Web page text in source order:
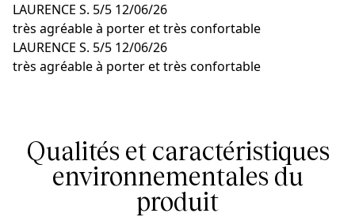
LAURENCE S. 5/5 12/06/26
très agréable à porter et très confortable
LAURENCE S. 5/5 12/06/26
très agréable à porter et très confortable
Qualités et caractéristiques
environnementales du
produit